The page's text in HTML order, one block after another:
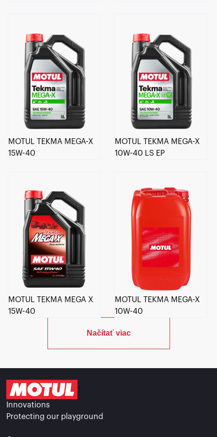
MOTUL TEKMA MEGA-X
15W-40
MOTUL TEKMA MEGA-X
10W-40 LS EP
MOTUL TEKMA MEGA X
15W-40
MOTUL TEKMA MEGA-X
10W-40
Načítať viac
Innovations
Protecting our playground